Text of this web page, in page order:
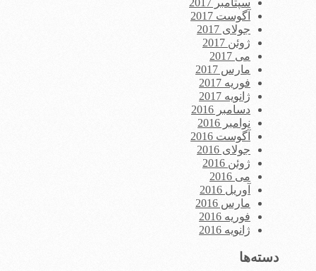
آگوست 2017
جولای 2017
ژوئن 2017
می 2017
مارس 2017
فوریه 2017
ژانویه 2017
دسامبر 2016
نوامبر 2016
آگوست 2016
جولای 2016
ژوئن 2016
می 2016
آوریل 2016
مارس 2016
فوریه 2016
ژانویه 2016
دسته‌ها